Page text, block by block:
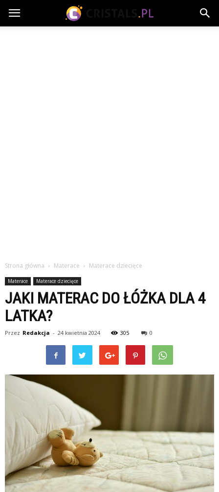
Strona główna Materace Materace dziecięce
Materace Materace dziecięce
JAKI MATERAC DO ŁÓŻKA DLA 4
LATKA?
Przez Redakcja - 24 kwietnia 2024 305 0